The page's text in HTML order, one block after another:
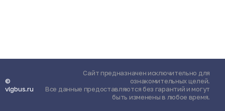
©
vlgbus.ru
Сайт предназначен исключительно для
ознакомительных целей.
Все данные предоставляются без гарантий и могут
быть изменены в любое время.